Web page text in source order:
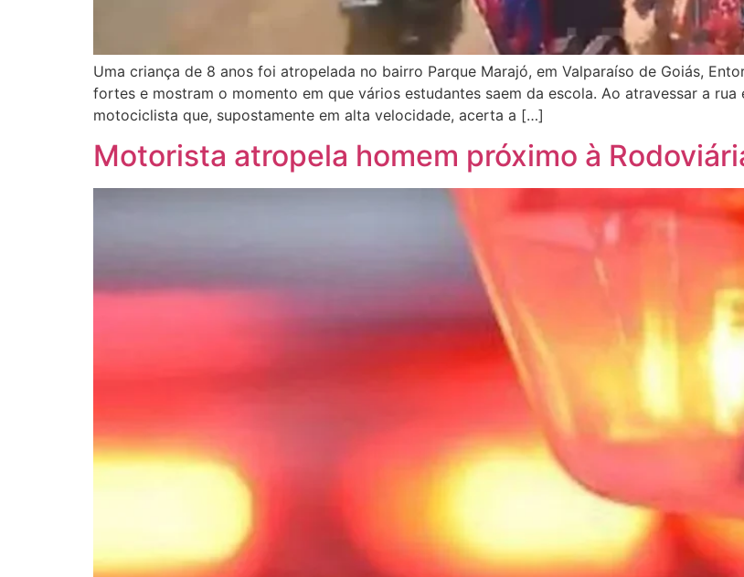
Uma criança de 8 anos foi atropelada no bairro Parque Marajó, em Valparaíso de Goiás,
fortes e mostram o momento em que vários estudantes saem da escola. Ao atravessar a
motociclista que, supostamente em alta velocidade, acerta a […]
Motorista atropela homem próximo à